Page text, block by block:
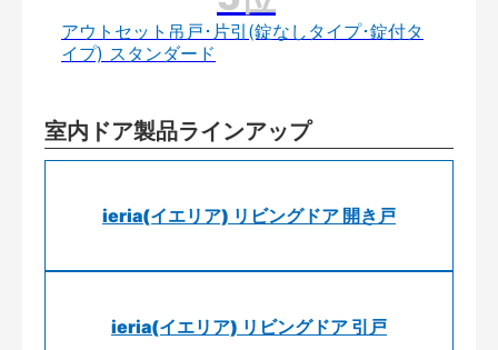
アウトセット吊戸･片引(錠なしタイプ･錠付タ
イプ) スタンダード
室内ドア製品ラインアップ
ieria(イエリア) リビングドア 開き戸
ieria(イエリア) リビングドア 引戸